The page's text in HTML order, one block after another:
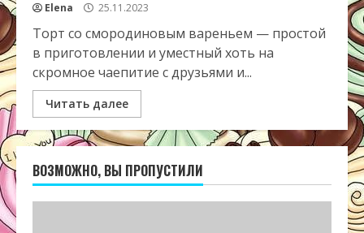
Elena 25.11.2023
Торт со смородиновым вареньем — простой
в приготовлении и уместный хоть на
скромное чаепитие с друзьями и...
Читать далее
ВОЗМОЖНО, ВЫ ПРОПУСТИЛИ